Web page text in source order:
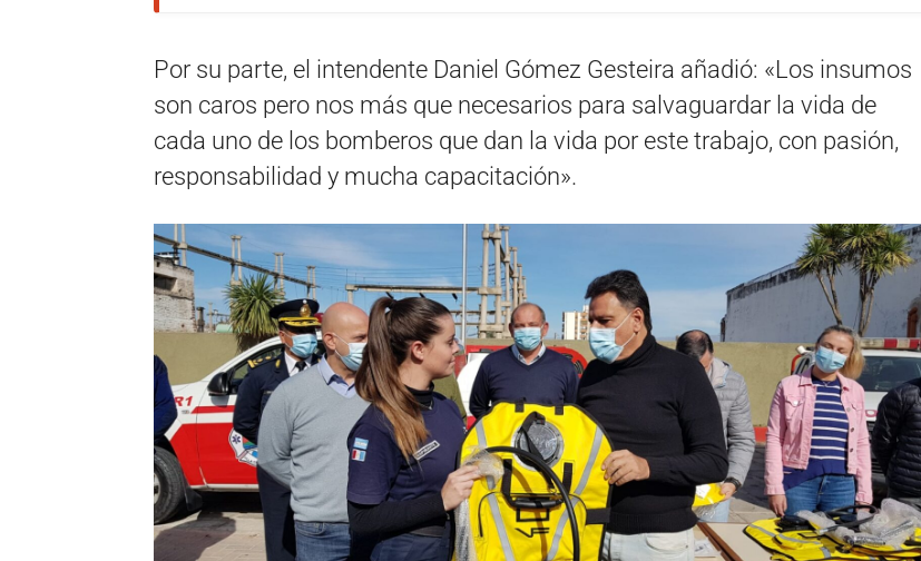
Por su parte, el intendente Daniel Gómez Gesteira añadió: «Los insumos
son caros pero nos más que necesarios para salvaguardar la vida de
cada uno de los bomberos que dan la vida por este trabajo, con pasión,
responsabilidad y mucha capacitación».